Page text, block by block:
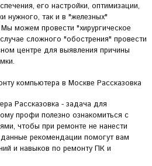
его настройки, оптимизации,
нужного, так и в "железных"
можем провести "хирургическое
сложного "обострения" провести
центре для выявления причины
компьютера в Москве Рассказовка
Рассказовка - задача для
профи полезно ознакомиться с
чтобы при ремонте не нанести
рекомендации помогут вам
и навыков по ремонту ПК и